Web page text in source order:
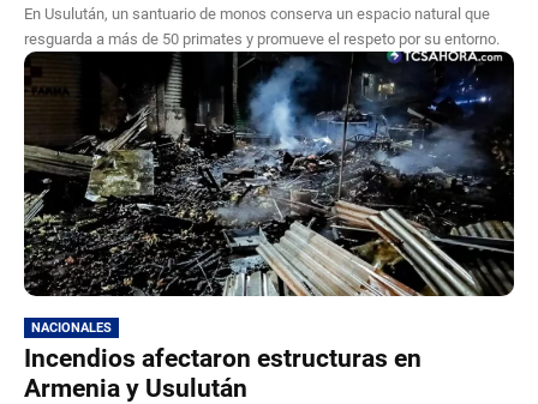
En Usulután, un santuario de monos conserva un espacio natural que
resguarda a más de 50 primates y promueve el respeto por su entorno.
NACIONALES
Incendios afectaron estructuras en
Armenia y Usulután